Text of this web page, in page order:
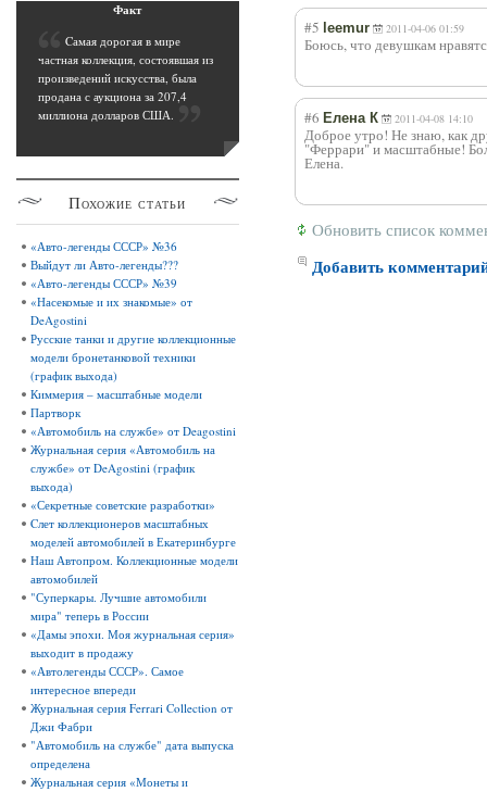
#5 leemur 2011-04-06 01:59
Боюсь, что девушкам
#6 Елена К 2011-04-08 14:10
Доброе утро! Не знаю, как
"Феррари" и масштабные!
Елена.
Обновить список
Добавить
Факт
Cамая дорогая в мире
частная коллекция, состоявшая из
произведений искусства, была
продана с аукциона за 207,4
миллиона долларов США.
Похожие статьи
«Авто-легенды СССР» №36
Выйдут ли Авто-легенды???
«Авто-легенды СССР» №39
«Насекомые и их знакомые» от
DeAgostini
Русские танки и другие коллекционные
модели бронетанковой техники
(график выхода)
Киммерия – масштабные модели
Партворк
«Автомобиль на службе» от Deagostini
Журнальная серия «Автомобиль на
службе» от DeAgostini (график
выхода)
«Секретные советские разработки»
Cлет коллекционеров масштабных
моделей автомобилей в Екатеринбурге
Наш Автопром. Коллекционные модели
автомобилей
"Суперкары. Лучшие автомобили
мира" теперь в России
«Дамы эпохи. Моя журнальная серия»
выходит в продажу
«Автолегенды СССР». Самое
интересное впереди
Журнальная серия Ferrari Collection от
Джи Фабри
"Автомобиль на службе" дата выпуска
определена
Журнальная серия «Монеты и